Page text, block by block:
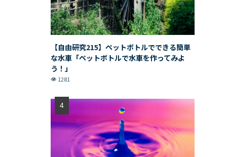
【自由研究215】ペットボトルでできる簡単
な水車「ペットボトルで水車を作ってみよ
う！」
1281